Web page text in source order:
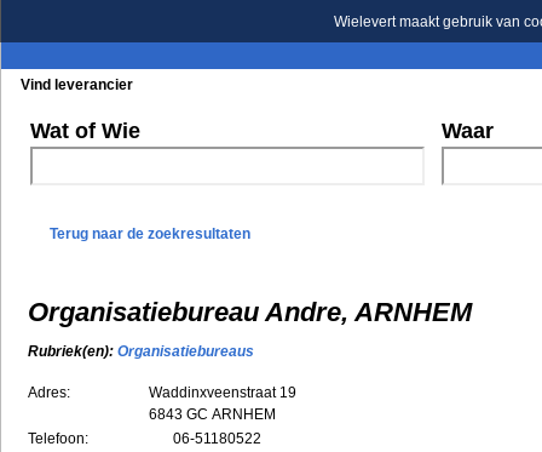
Wielevert maakt gebruik van
Vind leverancier
Wat of Wie Waar
Terug naar de zoekresultaten
Organisatiebureau Andre, ARNHEM
Rubriek(en): Organisatiebureaus
Adres:
Waddinxveenstraat 19
6843 GC ARNHEM
Telefoon:
06-51180522